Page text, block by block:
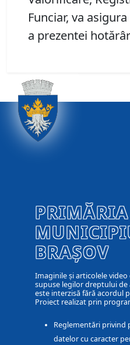
Funciar, va
a prezentei
PRIMĂRIA
BRAȘOV
Imaginile și articolele
supuse legilor dreptului
este interzisă fără acordul
Proiect realizat prin
Reglementări privind
datelor cu caracter